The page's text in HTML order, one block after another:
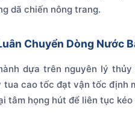
dã chiến nông trang.
Chuyển Dòng Nước
dựa trên nguyên lý
tua cao tốc đạt vận tốc định
tâm họng hút để liên tục